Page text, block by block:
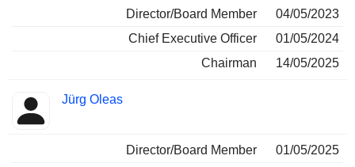
Director/Board Member
04/05/2023
Chief Executive Officer
01/05/2024
Chairman
14/05/2025
Jürg Oleas
Director/Board Member
01/05/2025